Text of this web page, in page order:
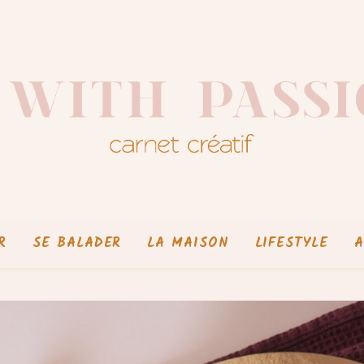
SE BALADER LA MAISON LIFESTYLE